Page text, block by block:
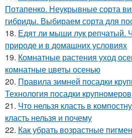
Потапенко. Неукрывные сорта
гибриды. Выбираем сорта для
18. Едят ли мыши лук репчатый.
природе и в домашних условиях
19. Комнатные растения уход
комнатные цветы осенью
20. Правила зимней посадки
Технология посадки крупномеров
21. Что нельзя класть в
класть нельзя и почему
22. Как убрать возрастные